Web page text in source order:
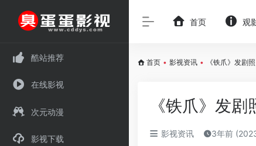
酷站推荐
在线影视
次元动漫
影视下载
首页 观
首页 • 影视资讯 • 《铁爪》发剧
《铁爪》发
影视资讯 3年前